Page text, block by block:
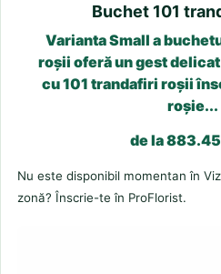
Buchet 101
Varianta Small a
roșii oferă un gest
cu 101 trandafiri roșii
roșie...
de la 883.45
Nu este disponibil momentan în
zonă? Înscrie-te în ProFlorist.